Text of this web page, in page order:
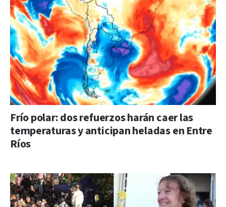
Frío polar: dos refuerzos harán caer las
temperaturas y anticipan heladas en Entre
Ríos